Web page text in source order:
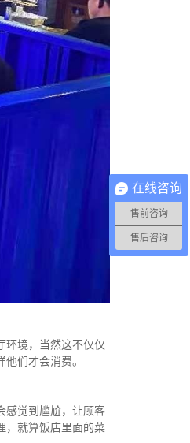
环境，当然这不仅仅
们才会消费。
感觉到尴尬，让顾客
，就算饭店里面的菜
在线咨询
售前咨询
售后咨询